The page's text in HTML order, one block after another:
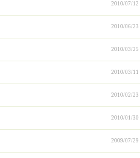
2010/07/12
2010/06/23
2010/03/25
2010/03/11
2010/02/23
2010/01/30
2009/07/29